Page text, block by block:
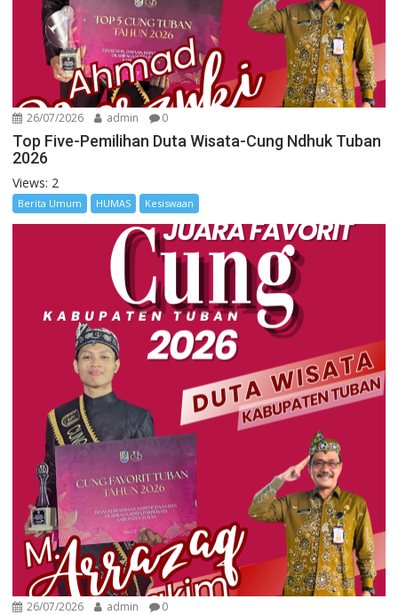
26/07/2026 admin 0
Top Five-Pemilihan Duta Wisata-Cung Ndhuk Tuban
2026
Views: 2
Berita Umum HUMAS Kesiswaan
26/07/2026 admin 0